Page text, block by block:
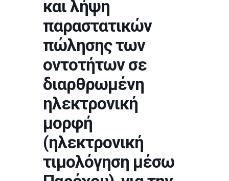
και λήψη
παραστατικών
πώλησης των
οντοτήτων σε
διαρθρωμένη
ηλεκτρονική
μορφή
(ηλεκτρονική
τιμολόγηση μέσω